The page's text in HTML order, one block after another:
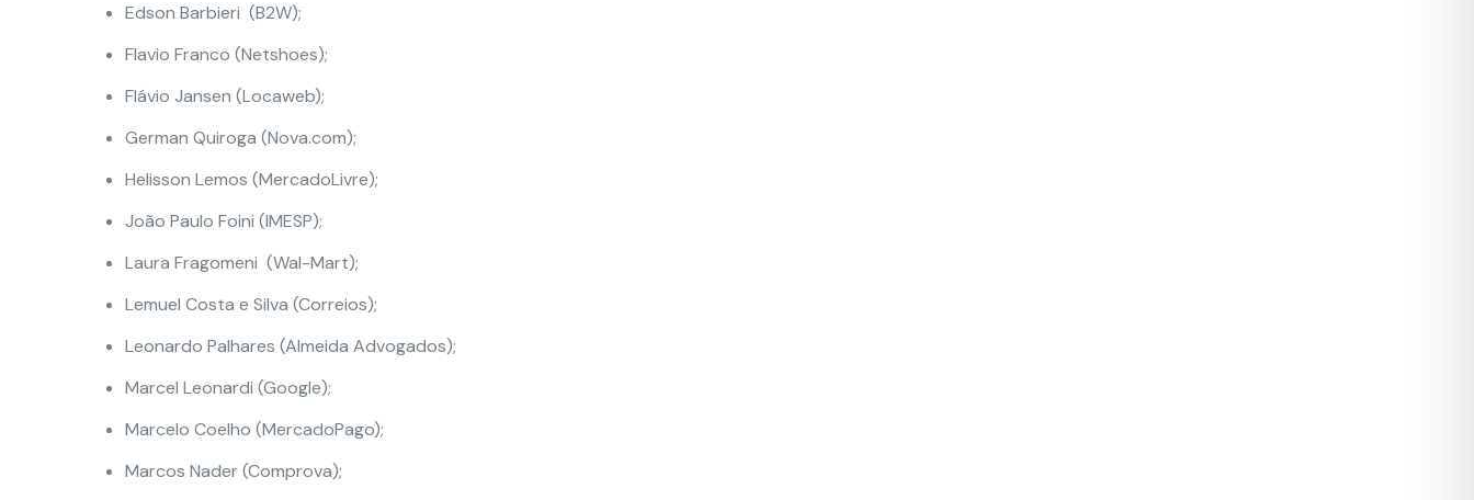
Edson Barbieri (B2W);
Flavio Franco (Netshoes);
Flávio Jansen (Locaweb);
German Quiroga (Nova.com);
Helisson Lemos (MercadoLivre);
João Paulo Foini (IMESP);
Laura Fragomeni (Wal-Mart);
Lemuel Costa e Silva (Correios);
Leonardo Palhares (Almeida Advogados);
Marcel Leonardi (Google);
Marcelo Coelho (MercadoPago);
Marcos Nader (Comprova);